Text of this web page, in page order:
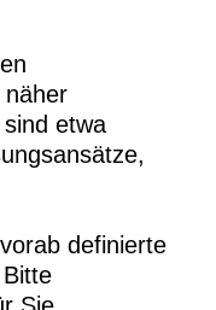
näher
etwa
definierte